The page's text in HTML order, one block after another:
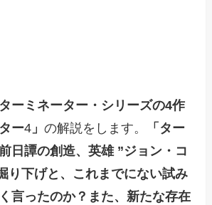
ターミネーター・シリーズの4作
ー4 」の解説をします。
「ター
日譚の創造、英雄 ”ジョン・コ
り下げと、これまでにない試み
言ったのか？また、新たな存在